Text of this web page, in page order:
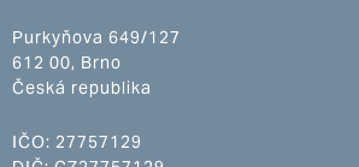
Purkyňova 649/127
612 00, Brno
Česká republika
IČO: 27757129